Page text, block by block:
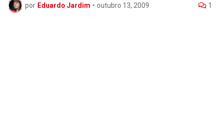
por Eduardo Jardim • outubro 13, 2009 1